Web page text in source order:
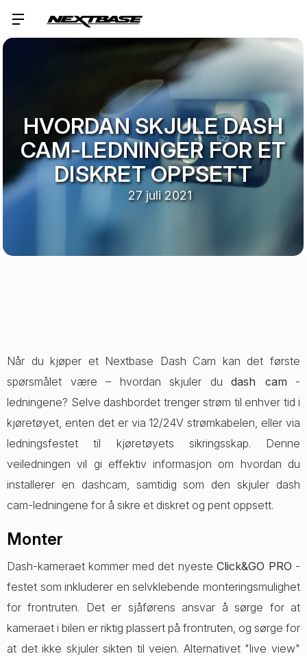
HVORDAN SKJULE DASH
CAM-LEDNINGER FOR ET
DISKRET OPPSETT
27 juli 2021
Når du kjøper et Nextbase Dash Cam kan det første
spørsmålet være – hvordan skjuler du dash cam-
ledningene? Selve dashbordet trenger strøm til enhver tid i
kjøretøyet, enten det er via 12/24V strømkabelen, eller via
ledningsfestet til kjøretøyets sikringsskap. Denne
veiledningen vil gi effektiv informasjon om hvordan du
installerer en dashcam, samtidig som den skjuler dash
cam-ledningene for å sikre et diskret og pent oppsett.
Monter
Dash-kameraet kommer med det nyeste Click&GO PRO -
festet som inkluderer en selvklebende monteringsmulighet
for frontruten. Det er sjåførens ansvar å sørge for at
kameraet i bilen er riktig plassert på frontruten, og sørge for
at det ikke skjuler sikten til veien. Alternativet "live view"